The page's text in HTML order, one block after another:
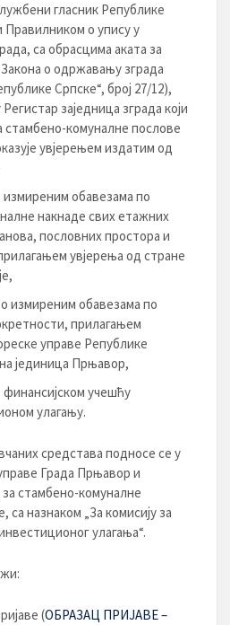
гласник Републике
Правилником о упису у
са обрасцима аката за
о одржавању зграда
Српске“, број 27/12),
заједница зграда који
комуналне послове
увјерењем издатим од
обавезама по
накнаде свих етажних
пословних простора и
увјерења од стране
измиреним обавезама по
прилагањем
управе Републике
јединица Прњавор,
учешћу
улагању.
средстава подносе се у
Града Прњавор и
стамбено-комуналне
са назнаком „За комисију за
улагања“.
(ОБРАЗАЦ ПРИЈАВЕ –